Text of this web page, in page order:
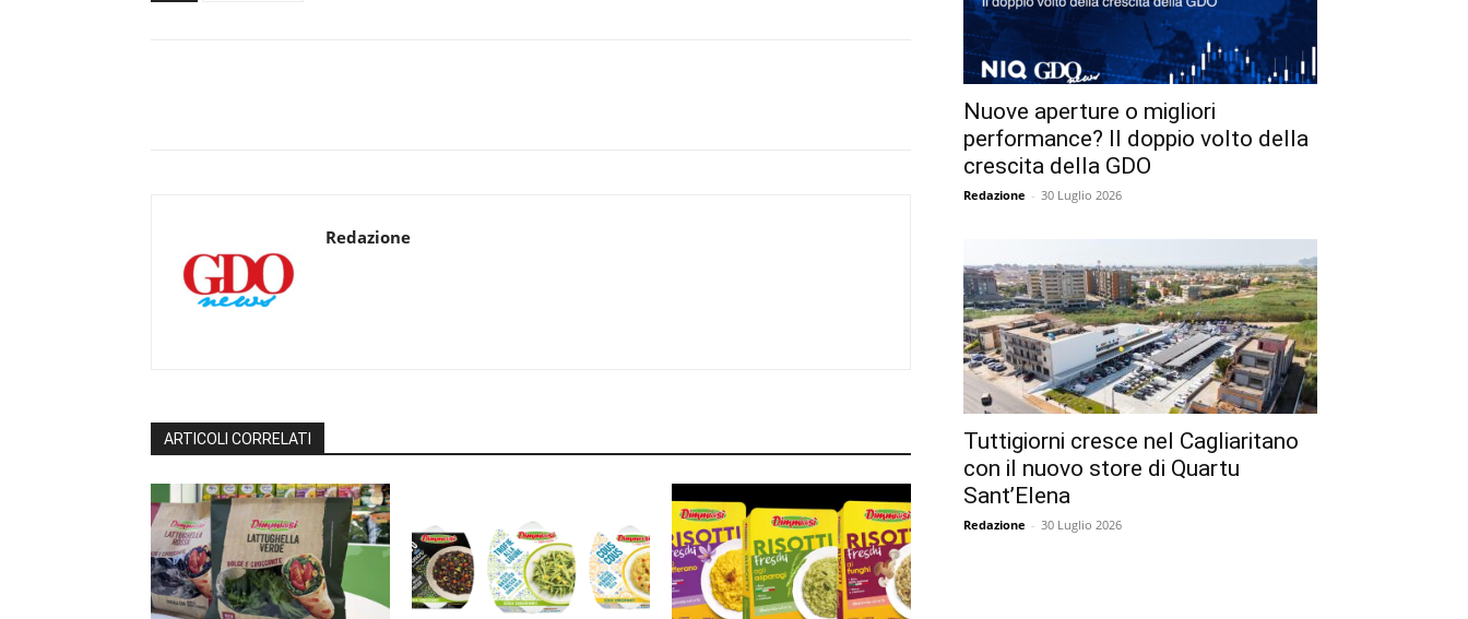
Redazione
ARTICOLI CORRELATI
Nuove aperture o migliori
performance? Il doppio volto della
crescita della GDO
Redazione - 30 Luglio 2026
Tuttigiorni cresce nel Cagliaritano
con il nuovo store di Quartu
Sant’Elena
Redazione - 30 Luglio 2026